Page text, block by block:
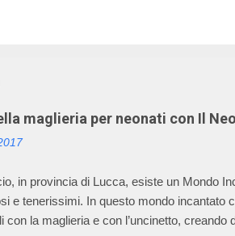
maglieria per neonati con Il
in provincia di Lucca, esiste un Mondo
e tenerissimi. In questo mondo incantato
con la maglieria e con l’uncinetto, creando